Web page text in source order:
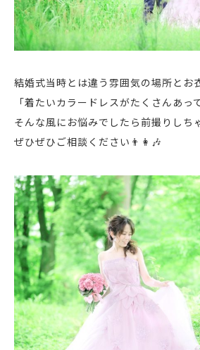
結婚式当時とは違う雰囲気の場所とお
「着たいカラードレスがたくさんあっ
そんな風にお悩みでしたら前撮りしち
ぜひぜひご相談ください👨👩🎶